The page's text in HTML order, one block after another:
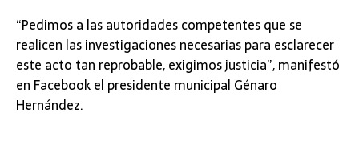
“Pedimos a las autoridades competentes que se
realicen las investigaciones necesarias para esclarecer
este acto tan reprobable, exigimos justicia”, manifestó
en Facebook el presidente municipal Génaro
Hernández.